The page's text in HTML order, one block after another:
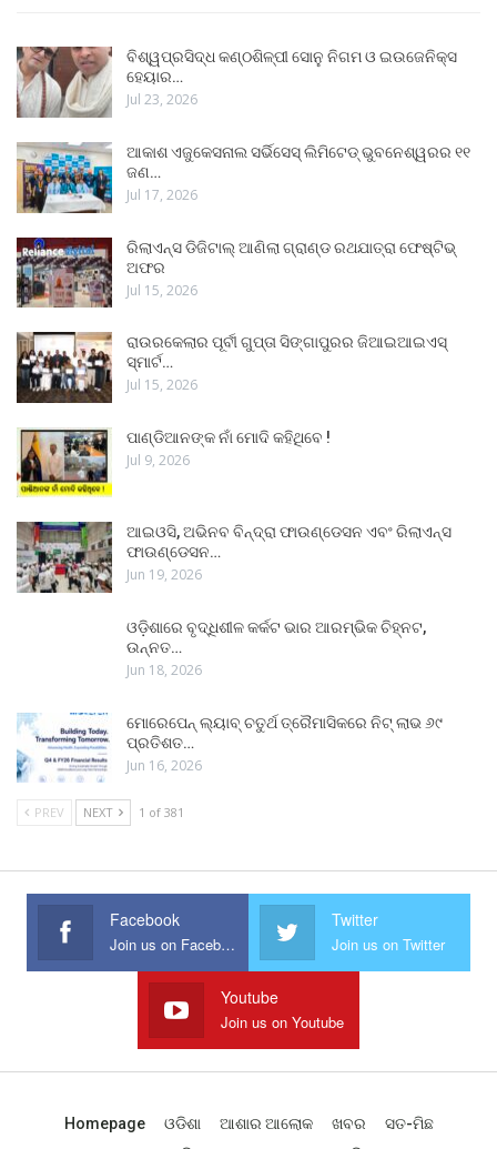
ବିଶ୍ୱପ୍ରସିଦ୍ଧ କଣ୍ଠଶିଳ୍ପୀ ସୋନୁ ନିଗମ ଓ ଇଉଜେନିକ୍ସ
ହେୟାର…
Jul 23, 2026
ଆକାଶ ଏଜୁକେସନାଲ ସର୍ଭିସେସ୍ ଲିମିଟେଡ୍ ଭୁବନେଶ୍ୱରର ୧୧
ଜଣ…
Jul 17, 2026
ରିଲାଏନ୍ସ ଡିଜିଟାଲ୍ ଆଣିଲା ଗ୍ରାଣ୍ଡ ରଥଯାତ୍ରା ଫେଷ୍ଟିଭ୍
ଅଫର
Jul 15, 2026
ରାଉରକେଲାର ପୂର୍ବୀ ଗୁପ୍ତା ସିଙ୍ଗାପୁରର ଜିଆଇଆଇଏସ୍
ସ୍ମାର୍ଟ…
Jul 15, 2026
ପାଣ୍ଡିଆନଙ୍କ ନାଁ ମୋଦି କହିଥିବେ !
Jul 9, 2026
ଆଇଓସି, ଅଭିନବ ବିନ୍ଦ୍ରା ଫାଉଣ୍ଡେସନ ଏବଂ ରିଲାଏନ୍ସ
ଫାଉଣ୍ଡେସନ…
Jun 19, 2026
ଓଡ଼ିଶାରେ ବୃଦ୍ଧିଶୀଳ କର୍କଟ ଭାର ଆରମ୍ଭିକ ଚିହ୍ନଟ,
ଉନ୍ନତ…
Jun 18, 2026
ମୋରେପେନ୍ ଲ୍ୟାବ୍ ଚତୁର୍ଥ ତ୍ରୈମାସିକରେ ନିଟ୍ ଲାଭ ୬୯
ପ୍ରତିଶତ…
Jun 16, 2026
PREV NEXT 1 of 381
Facebook
Join us on Facebook
Twitter
Join us on Twitter
Youtube
Join us on Youtube
Homepage ଓଡିଶା ଆଶାର ଆଲୋକ ଖବର
ସତ-ମିଛ